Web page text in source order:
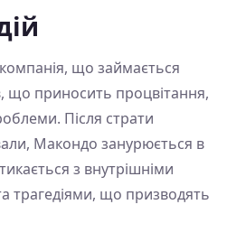
що займається
що приносить процвітання,
Після страти
Макондо занурюється в
з внутрішніми
трагедіями, що призводять